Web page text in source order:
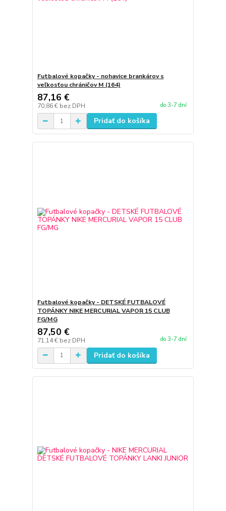
Futbalové kopačky - nohavice brankárov s
veľkosťou chráničov M (164)
87,16 €
70,86 € bez DPH do 3-7 dní
Pridať do košíka
Futbalové kopačky - DETSKÉ FUTBALOVÉ
TOPÁNKY NIKE MERCURIAL VAPOR 15 CLUB
FG/MG
87,50 €
71,14 € bez DPH do 3-7 dní
Pridať do košíka